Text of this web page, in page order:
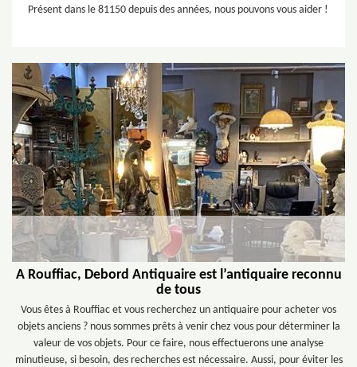
Présent dans le 81150 depuis des années, nous pouvons vous aider !
A Rouffiac, Debord Antiquaire est l’antiquaire reconnu
de tous
Vous êtes à Rouffiac et vous recherchez un antiquaire pour acheter vos
objets anciens ? nous sommes prêts à venir chez vous pour déterminer la
valeur de vos objets. Pour ce faire, nous effectuerons une analyse
minutieuse, si besoin, des recherches est nécessaire. Aussi, pour éviter les